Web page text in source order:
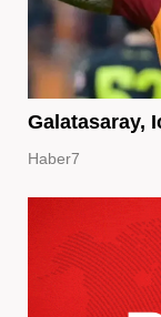
Galatasaray,
Haber7